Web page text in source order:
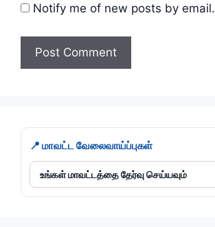
Notify me of new posts by email.
📍 மாவட்ட வேலைவாய்ப்புகள்